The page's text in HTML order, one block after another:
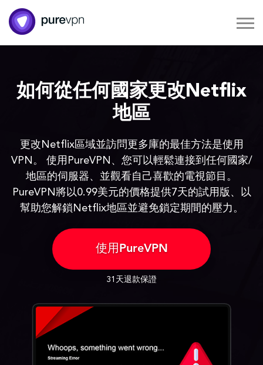
如何從任何國家更改Netflix
地區
更改Netflix區域並訪問更多庫的最佳方法是使用
VPN。 使用PureVPN、您可以輕鬆連接到任何國家/
地區的伺服器、並觀看自己喜歡的電視節目。
PureVPN將以0.99美元的價格提供7天的試用版、以
幫助您解鎖Netflix地區並避免鎖定期間的壓力。
使用PureVPN
31天退款保證